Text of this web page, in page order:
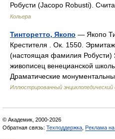
Робусти (Jacopo Robusti).
Кольера
Тинторетто, Якопо — Якопо
Крестителя . Ок. 1550.
(настоящая фамилия Робусти)
живописец венецианской
Драматические
Иллюстрированный энциклопедический
© Академик, 2000-2026
Обратная связь: Техподдержка Реклама